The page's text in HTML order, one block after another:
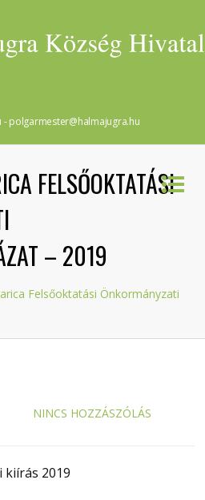
- polgarmester@halmajugra.hu
FELSŐOKTATÁSI
– 2019
Felsőoktatási Önkormányzati
NINCS HOZZÁSZÓLÁS
kiírás 2019